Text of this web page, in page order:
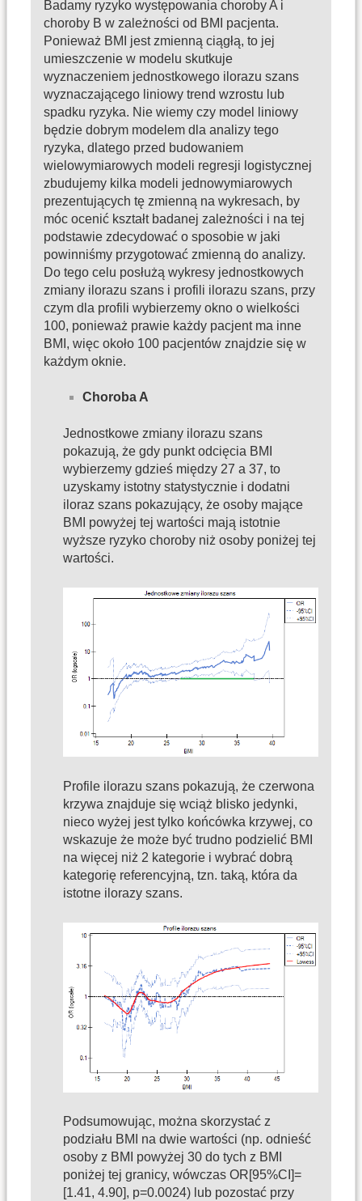
Badamy ryzyko występowania choroby A i
choroby B w zależności od BMI pacjenta.
Ponieważ BMI jest zmienną ciągłą, to jej
umieszczenie w modelu skutkuje
wyznaczeniem jednostkowego ilorazu szans
wyznaczającego liniowy trend wzrostu lub
spadku ryzyka. Nie wiemy czy model liniowy
będzie dobrym modelem dla analizy tego
ryzyka, dlatego przed budowaniem
wielowymiarowych modeli regresji logistycznej
zbudujemy kilka modeli jednowymiarowych
prezentujących tę zmienną na wykresach, by
móc ocenić kształt badanej zależności i na tej
podstawie zdecydować o sposobie w jaki
powinniśmy przygotować zmienną do analizy.
Do tego celu posłużą wykresy jednostkowych
zmiany ilorazu szans i profili ilorazu szans, przy
czym dla profili wybierzemy okno o wielkości
100, ponieważ prawie każdy pacjent ma inne
BMI, więc około 100 pacjentów znajdzie się w
każdym oknie.
Choroba A
Jednostkowe zmiany ilorazu szans
pokazują, że gdy punkt odcięcia BMI
wybierzemy gdzieś między 27 a 37, to
uzyskamy istotny statystycznie i dodatni
iloraz szans pokazujący, że osoby mające
BMI powyżej tej wartości mają istotnie
wyższe ryzyko choroby niż osoby poniżej tej
wartości.
Profile ilorazu szans pokazują, że czerwona
krzywa znajduje się wciąż blisko jedynki,
nieco wyżej jest tylko końcówka krzywej, co
wskazuje że może być trudno podzielić BMI
na więcej niż 2 kategorie i wybrać dobrą
kategorię referencyjną, tzn. taką, która da
istotne ilorazy szans.
Podsumowując, można skorzystać z
podziału BMI na dwie wartości (np. odnieść
osoby z BMI powyżej 30 do tych z BMI
poniżej tej granicy, wówczas OR[95%CI]=
[1.41, 4.90], p=0.0024) lub pozostać przy